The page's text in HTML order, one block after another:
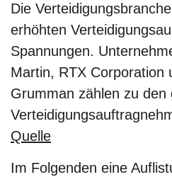
Die
erhöhten
Spannungen.
Martin, RTX Corporation
Grumman zählen zu den
Quelle
Im Folgenden eine